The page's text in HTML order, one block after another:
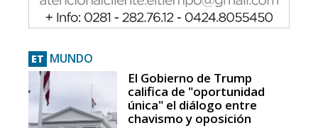
ET MUNDO
El Gobierno de Trump
califica de "oportunidad
única" el diálogo entre
chavismo y oposición